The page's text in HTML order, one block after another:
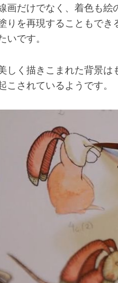
画だけでなく、着色も絵
りを再現することもでき
いです。
しく描きこまれた背景は
こされているようです。